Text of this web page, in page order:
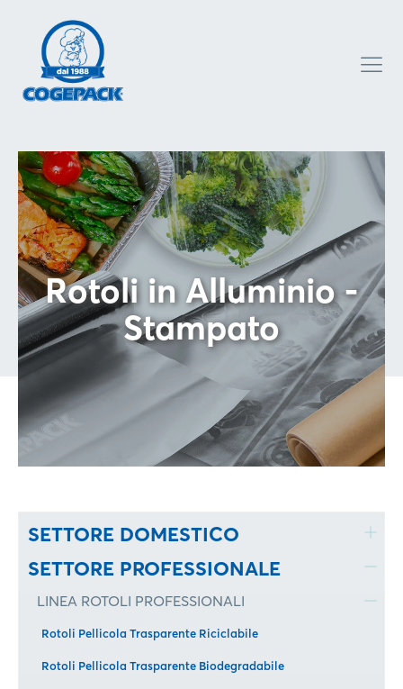
Rotoli in Alluminio -
Stampato
SETTORE DOMESTICO
SETTORE PROFESSIONALE
LINEA ROTOLI PROFESSIONALI
Rotoli Pellicola Trasparente Riciclabile
Rotoli Pellicola Trasparente Biodegradabile